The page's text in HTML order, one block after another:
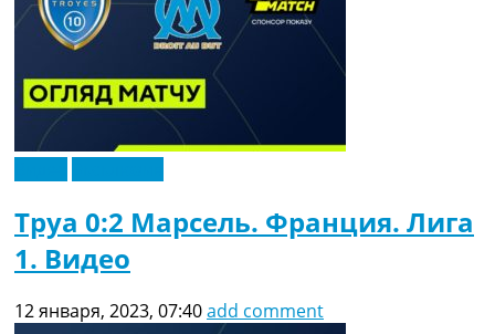
Труа 0:2 Марсель. Франция. Лига
1. Видео
12 января, 2023, 07:40add comment